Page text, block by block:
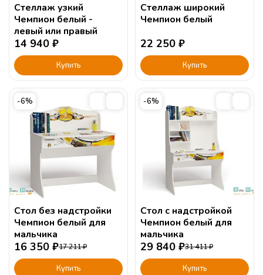
Стеллаж узкий
Чемпион белый -
левый или правый
14 940 ₽
Купить
Стеллаж широкий
Чемпион белый
22 250 ₽
Купить
-6%
Стол без надстройки
Чемпион белый для
мальчика
16 350 ₽17 211₽
Купить
-6%
Стол с надстройкой
Чемпион белый для
мальчика
29 840 ₽31 411₽
Купить